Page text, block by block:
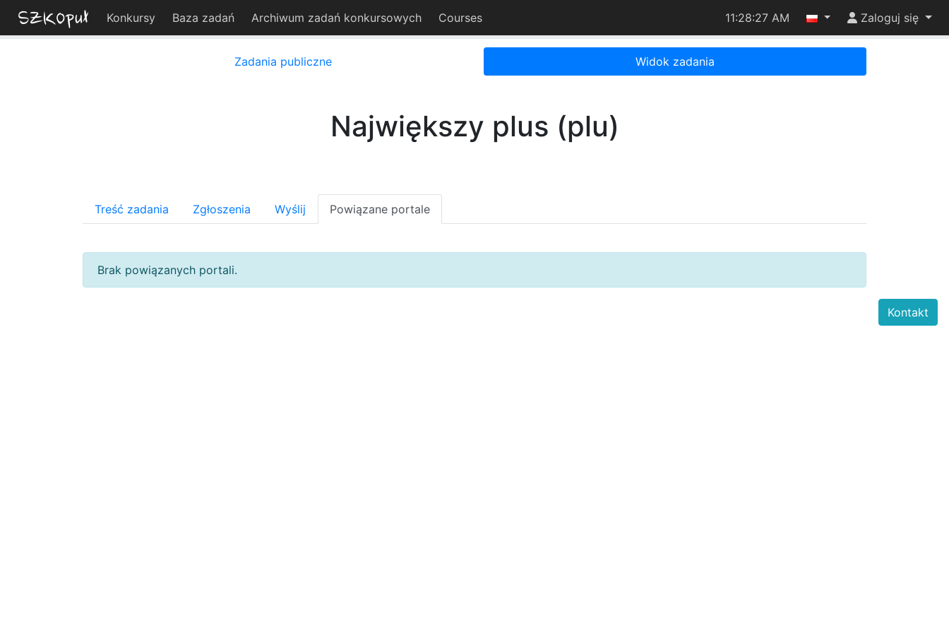
Konkursy Baza zadań Archiwum zadań konkursowych Courses 11:28:27 AM Zaloguj się
Zadania publiczne Widok zadania
Największy plus (plu)
Treść zadania Zgłoszenia Wyślij Powiązane portale
Brak powiązanych portali.
Kontakt